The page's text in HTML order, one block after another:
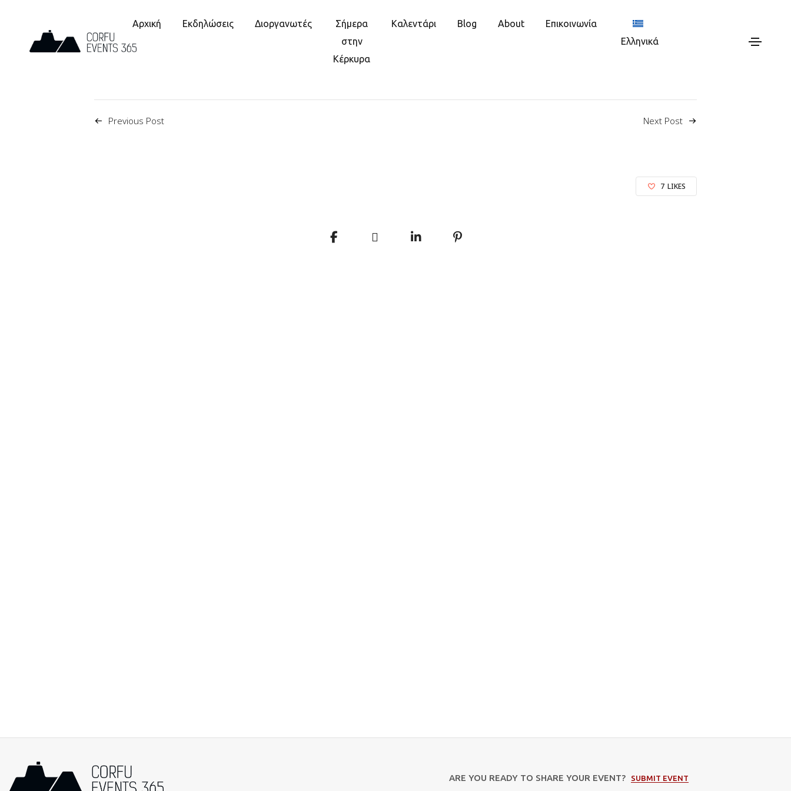
Αρχική Εκδηλώσεις Διοργανωτές
Σήμερα
στην
Κέρκυρα
Καλεντάρι Blog About
Επικοινωνία
Ελληνικά
Previous Post Next Post
7 LIKES
ARE YOU READY TO SHARE YOUR EVENT? SUBMIT EVENT